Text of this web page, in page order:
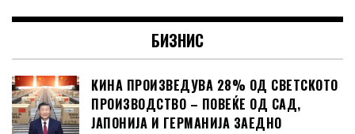
БИЗНИС
КИНА ПРОИЗВЕДУВА 28% ОД СВЕТСКОТО
ПРОИЗВОДСТВО – ПОВЕЌЕ ОД САД,
ЈАПОНИЈА И ГЕРМАНИЈА ЗАЕДНО